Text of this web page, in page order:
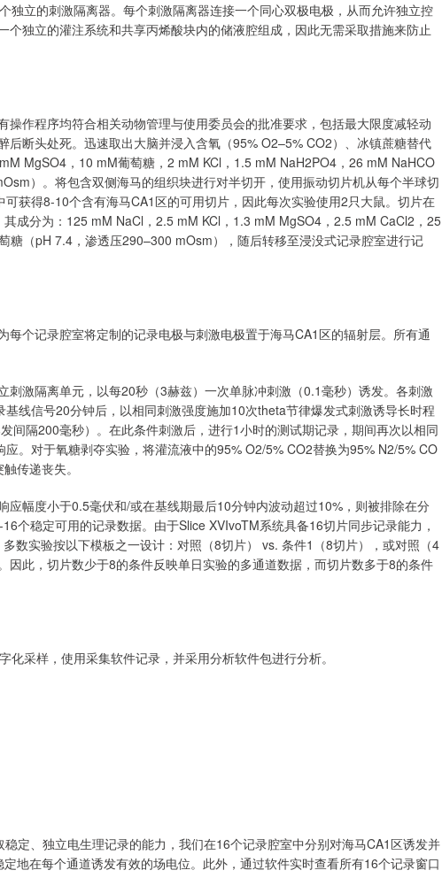
独立的刺激隔离器。每个刺激隔离器连接一个同心双极电极，从而允许独立控
独立的灌注系统和共享丙烯酸块内的储液腔组成，因此无需采取措施来防止
作程序均符合相关动物管理与使用委员会的批准要求，包括最大限度减轻动
后断头处死。迅速取出大脑并浸入含氧（95% O2–5% CO2）、冰镇蔗糖替代
MgSO4，10 mM葡萄糖，2 mM KCl，1.5 mM NaH2PO4，26 mM NaHCO
）。将包含双侧海马的组织块进行对半切开，使用振动切片机从每个半球切
获得8-10个含有海马CA1区的可用切片，因此每次实验使用2只大鼠。切片在
成分为：125 mM NaCl，2.5 mM KCl，1.3 mM MgSO4，2.5 mM CaCl2，25
糖（pH 7.4，渗透压290–300 mOsm），随后转移至浸没式记录腔室进行记
每个记录腔室将定制的记录电极与刺激电极置于海马CA1区的辐射层。所有通
激隔离单元，以每20秒（3赫兹）一次单脉冲刺激（0.1毫秒）诱发。各刺激
线信号20分钟后，以相同刺激强度施加10次theta节律爆发式刺激诱导长时程
间隔200毫秒）。在此条件刺激后，进行1小时的测试期记录，期间再次以相同
。对于氧糖剥夺实验，将灌流液中的95% O2/5% CO2替换为95% N2/5% CO
传递丧失。
应幅度小于0.5毫伏和/或在基线期最后10分钟内波动超过10%，则被排除在分
个稳定可用的记录数据。由于Slice XVIvoTM系统具备16切片同步记录能力，
数实验按以下模板之一设计：对照（8切片） vs. 条件1（8切片），或对照（4
此，切片数少于8的条件反映单日实验的多通道数据，而切片数多于8的条件
采样，使用采集软件记录，并采用分析软件包进行分析。
定、独立电生理记录的能力，我们在16个记录腔室中分别对海马CA1区诱发并
地在每个通道诱发有效的场电位。此外，通过软件实时查看所有16个记录窗口